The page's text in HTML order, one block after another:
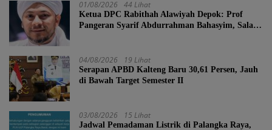
01/08/2026 44 Lihat
Ketua DPC Rabithah Alawiyah Depok: Prof
Pangeran Syarif Abdurrahman Bahasyim, Salah
04/08/2026 19 Lihat
Serapan APBD Kalteng Baru 30,61 Persen, Jauh
di Bawah Target Semester II
03/08/2026 15 Lihat
Jadwal Pemadaman Listrik di Palangka Raya,